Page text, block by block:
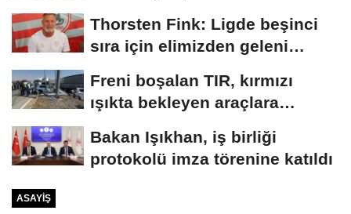
Thorsten Fink: Ligde beşinci
sıra için elimizden geleni
Freni boşalan TIR, kırmızı
ışıkta bekleyen araçlara
Bakan Işıkhan, iş birliği
protokolü imza törenine katıldı
ASAYIŞ